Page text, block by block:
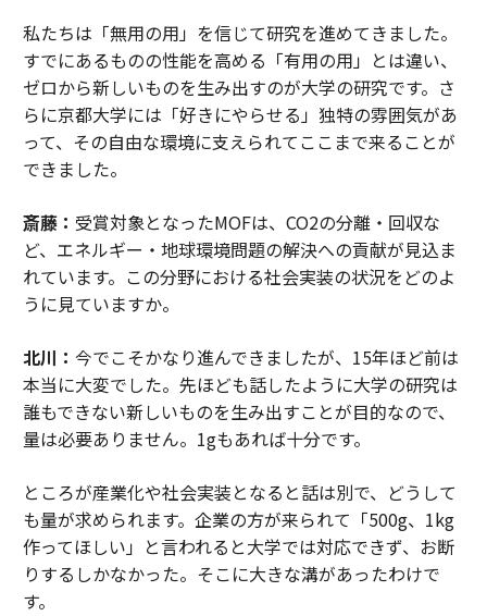
私たちは「無用の用」を信じて研究を進めてきました。
すでにあるものの性能を高める「有用の用」とは違い、
ゼロから新しいものを生み出すのが大学の研究です。さ
らに京都大学には「好きにやらせる」独特の雰囲気があ
って、その自由な環境に支えられてここまで来ることが
できました。
斎藤： 受賞対象となったMOFは、CO2の分離・回収な
ど、エネルギー・地球環境問題の解決への貢献が見込ま
れています。この分野における社会実装の状況をどのよ
うに見ていますか。
北川： 今でこそかなり進んできましたが、15年ほど前は
本当に大変でした。先ほども話したように大学の研究は
誰もできない新しいものを生み出すことが目的なので、
量は必要ありません。1gもあれば十分です。
ところが産業化や社会実装となると話は別で、どうして
も量が求められます。企業の方が来られて「500g、1kg
作ってほしい」と言われると大学では対応できず、お断
りするしかなかった。そこに大きな溝があったわけで
す。